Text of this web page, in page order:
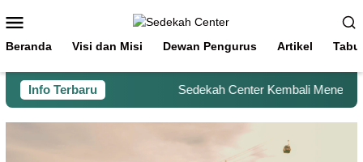
Beranda Visi dan Misi Dewan Pengurus Artikel
Info Terbaru Sedekah Center Kembali